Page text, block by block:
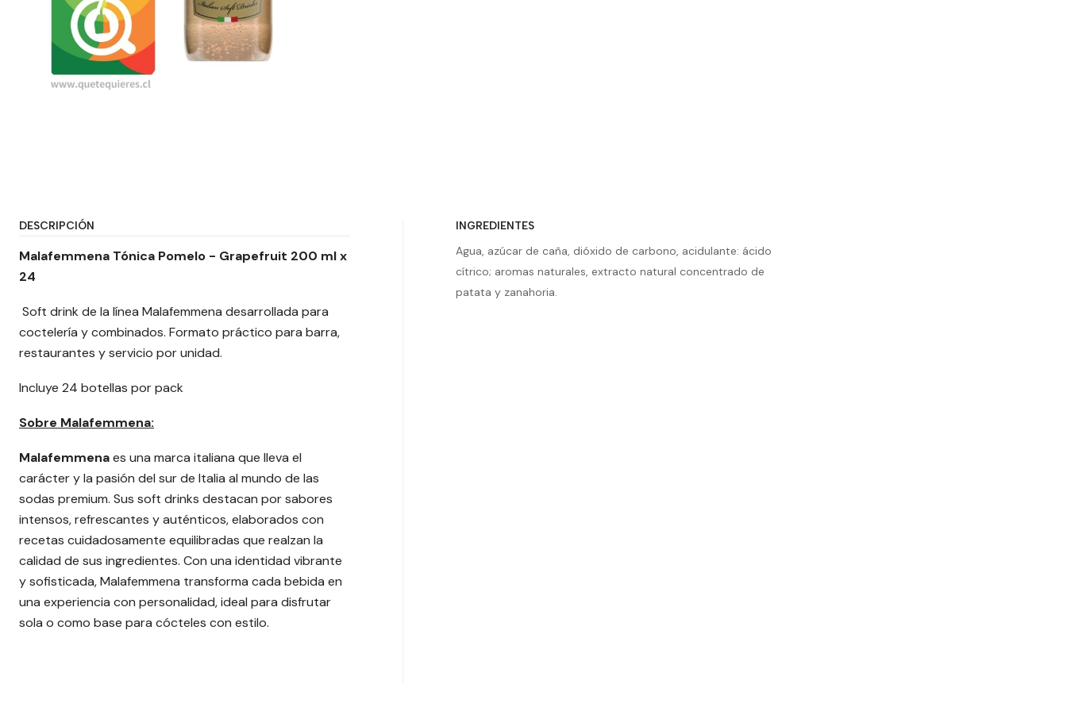
DESCRIPCIÓN
Malafemmena Tónica Pomelo - Grapefruit 200 ml x
24
Soft drink de la línea Malafemmena desarrollada para
coctelería y combinados. Formato práctico para barra,
restaurantes y servicio por unidad.
Incluye 24 botellas por pack
Sobre Malafemmena:
Malafemmenaes una marca italiana que lleva el
carácter y la pasión del sur de Italia al mundo de las
sodas premium. Sus soft drinks destacan por sabores
intensos, refrescantes y auténticos, elaborados con
recetas cuidadosamente equilibradas que realzan la
calidad de sus ingredientes. Con una identidad vibrante
y sofisticada, Malafemmena transforma cada bebida en
una experiencia con personalidad, ideal para disfrutar
sola o como base para cócteles con estilo.
INGREDIENTES
Agua, azúcar de caña, dióxido de carbono, acidulante: ácido
cítrico; aromas naturales, extracto natural concentrado de
patata y zanahoria.